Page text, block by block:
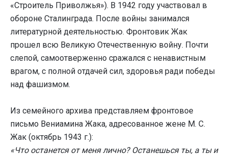
«Строитель Приволжья»). В 1942 году участвовал в
обороне Сталинграда. После войны занимался
литературной деятельностью. Фронтовик Жак
прошел всю Великую Отечественную войну. Почти
слепой, самоотверженно сражался с ненавистным
врагом, с полной отдачей сил, здоровья ради победы
над фашизмом.
Из семейного архива представляем фронтовое
письмо Вениамина Жака, адресованное жене М. С.
Жак (октябрь 1943 г.):
«Что останется от меня лично? Останешься ты, а ты и